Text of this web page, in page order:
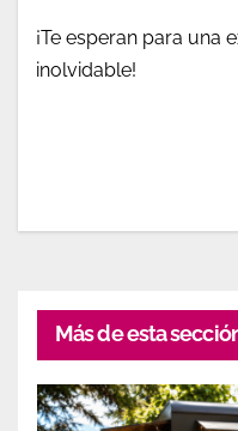
¡Te esperan para una
inolvidable!
Más de esta